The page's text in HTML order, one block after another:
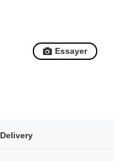
Essayer
Delivery